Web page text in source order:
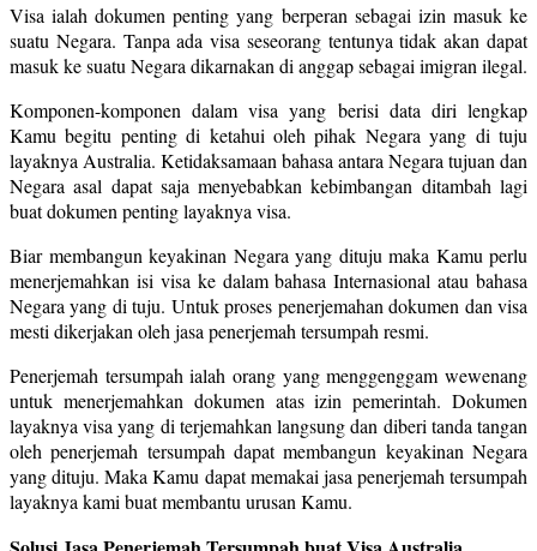
Visa ialah dokumen penting yang berperan sebagai izin masuk ke
suatu Negara. Tanpa ada visa seseorang tentunya tidak akan dapat
masuk ke suatu Negara dikarnakan di anggap sebagai imigran ilegal.
Komponen-komponen dalam visa yang berisi data diri lengkap
Kamu begitu penting di ketahui oleh pihak Negara yang di tuju
layaknya Australia. Ketidaksamaan bahasa antara Negara tujuan dan
Negara asal dapat saja menyebabkan kebimbangan ditambah lagi
buat dokumen penting layaknya visa.
Biar membangun keyakinan Negara yang dituju maka Kamu perlu
menerjemahkan isi visa ke dalam bahasa Internasional atau bahasa
Negara yang di tuju. Untuk proses penerjemahan dokumen dan visa
mesti dikerjakan oleh jasa penerjemah tersumpah resmi.
Penerjemah tersumpah ialah orang yang menggenggam wewenang
untuk menerjemahkan dokumen atas izin pemerintah. Dokumen
layaknya visa yang di terjemahkan langsung dan diberi tanda tangan
oleh penerjemah tersumpah dapat membangun keyakinan Negara
yang dituju. Maka Kamu dapat memakai jasa penerjemah tersumpah
layaknya kami buat membantu urusan Kamu.